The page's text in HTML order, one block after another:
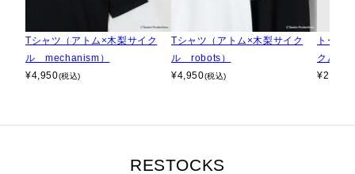
Tシャツ（アトム×木梨サイク
ル mechanism）
¥4,950(税込)
Tシャツ（アトム×木梨サイク
ル robots）
¥4,950(税込)
トート
クル
¥2,640
RESTOCKS